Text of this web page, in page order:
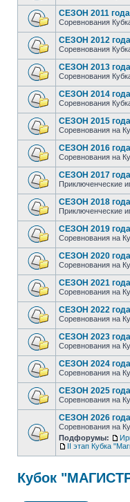
СЕЗОН 2011 года
Соревнования
СЕЗОН 2012 года
Соревнования
СЕЗОН 2013 года
Соревнования
СЕЗОН 2014 года
Соревнования
СЕЗОН 2015 года
Соревнования на
СЕЗОН 2016 года
Соревнования на
СЕЗОН 2017 года
Приключенческие
СЕЗОН 2018 года
Приключенческие
СЕЗОН 2019 года
Соревнования на
СЕЗОН 2020 года
Соревнования на
СЕЗОН 2021 года
Соревнования на
СЕЗОН 2022 года
Соревнования на
СЕЗОН 2023 года
Соревнования на
СЕЗОН 2024 года
Соревнования на
СЕЗОН 2025 года
Соревнования на
СЕЗОН 2026 года
Соревнования на
Подфорумы:
II этап Кубка
Кубок